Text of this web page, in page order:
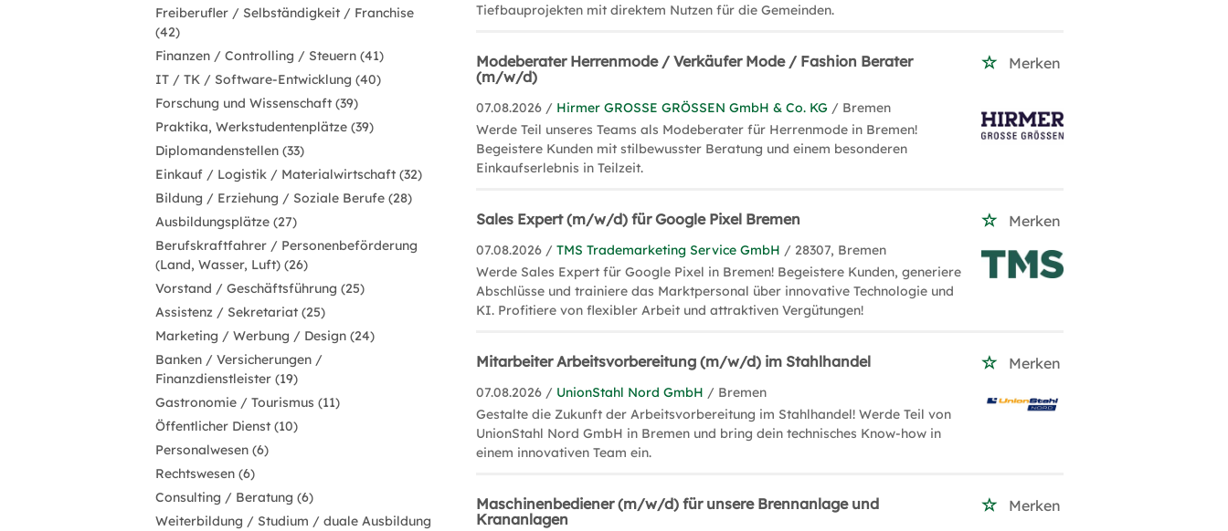
Freiberufler / Selbständigkeit / Franchise
(42)
Finanzen / Controlling / Steuern (41)
IT / TK / Software-Entwicklung (40)
Forschung und Wissenschaft (39)
Praktika, Werkstudentenplätze (39)
Diplomandenstellen (33)
Einkauf / Logistik / Materialwirtschaft (32)
Bildung / Erziehung / Soziale Berufe (28)
Ausbildungsplätze (27)
Berufskraftfahrer / Personenbeförderung
(Land, Wasser, Luft) (26)
Vorstand / Geschäftsführung (25)
Assistenz / Sekretariat (25)
Marketing / Werbung / Design (24)
Banken / Versicherungen /
Finanzdienstleister (19)
Gastronomie / Tourismus (11)
Öffentlicher Dienst (10)
Personalwesen (6)
Rechtswesen (6)
Consulting / Beratung (6)
Weiterbildung / Studium / duale Ausbildung
Tiefbauprojekten mit direktem Nutzen für die Gemeinden.
Modeberater Herrenmode / Verkäufer Mode / Fashion Berater
(m/w/d)
Merken
07.08.2026 / Hirmer GROSSE GRÖSSEN GmbH & Co. KG / Bremen
Werde Teil unseres Teams als Modeberater für Herrenmode in Bremen!
Begeistere Kunden mit stilbewusster Beratung und einem besonderen
Einkaufserlebnis in Teilzeit.
Sales Expert (m/w/d) für Google Pixel Bremen Merken
07.08.2026 /TMS Trademarketing Service GmbH / 28307, Bremen
Werde Sales Expert für Google Pixel in Bremen! Begeistere Kunden, generiere
Abschlüsse und trainiere das Marktpersonal über innovative Technologie und
KI. Profitiere von flexibler Arbeit und attraktiven Vergütungen!
Mitarbeiter Arbeitsvorbereitung (m/w/d) im Stahlhandel Merken
07.08.2026 / UnionStahl Nord GmbH / Bremen
Gestalte die Zukunft der Arbeitsvorbereitung im Stahlhandel! Werde Teil von
UnionStahl Nord GmbH in Bremen und bring dein technisches Know-how in
einem innovativen Team ein.
Maschinenbediener (m/w/d) für unsere Brennanlage und
Krananlagen
Merken